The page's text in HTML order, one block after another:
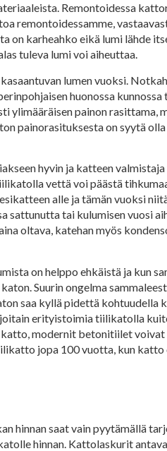
Remontoidessa
remontoidessamme,
on karheahko eikä lumi lähde
tuleva lumi voi aiheuttaa.
lumen vuoksi.
huonossa
ylimääräisen painon rasittama,
painorasituksesta on syytä
hyvin ja katteen valmistaja
vettä voi päästä
alle ja tämän vuoksi
sattunutta tai kulumisen vuosi
oltava, katehan myös
on helppo ehkäistä ja kun
Suurin ongelma
saa kyllä pidettä kohtuudella
erityistoimia tiilikatolla
modernit betonitiilet
jopa 100 vuotta, kun katto
hinnan saat vain pyytämällä
hinnan. Kattolaskurit